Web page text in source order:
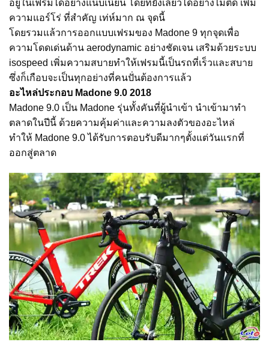
อยู่ในเฟรมได้อย่างแนบเนียน โดยที่ยังเลี้ยวได้อย่างไม่ติด เพิ่ม
ความแอร์โร่ ที่สำคัญ เท่ห์มาก ณ จุดนี้
โดยรวมแล้วการออกแบบเฟรมของ Madone 9 ทุกจุดเพื่อ
ความโดดเด่นด้าน aerodynamic อย่างชัดเจน เสริมด้วยระบบ
isospeed เพิ่มความสบายทำให้เฟรมนี้เป็นรถที่เร็วและสบาย
ซึ่งก็เกือบจะเป็นทุกอย่างที่คนปั่นต้องการแล้ว
อะไหล่ประกอบ Madone 9.0 2018
Madone 9.0 เป็น Madone รุ่นทั้งคันที่ผู้นำเข้า นำเข้ามาทำ
ตลาดในปีนี้ ด้วยความคุ้มค่าและความลงตัวของอะไหล่
ทำให้ Madone 9.0 ได้รับการตอบรับดีมากๆตั้งแต่วันแรกที่
ออกสู่ตลาด